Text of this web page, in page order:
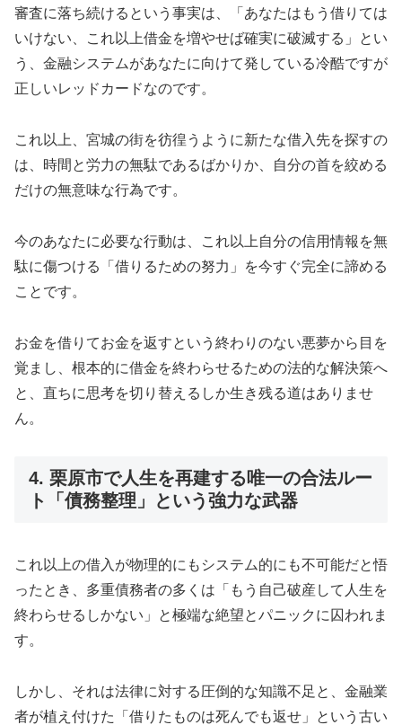
審査に落ち続けるという事実は、「あなたはもう借りては
いけない、これ以上借金を増やせば確実に破滅する」とい
う、金融システムがあなたに向けて発している冷酷ですが
正しいレッドカードなのです。
これ以上、宮城の街を彷徨うように新たな借入先を探すの
は、時間と労力の無駄であるばかりか、自分の首を絞める
だけの無意味な行為です。
今のあなたに必要な行動は、これ以上自分の信用情報を無
駄に傷つける「借りるための努力」を今すぐ完全に諦める
ことです。
お金を借りてお金を返すという終わりのない悪夢から目を
覚まし、根本的に借金を終わらせるための法的な解決策へ
と、直ちに思考を切り替えるしか生き残る道はありませ
ん。
4. 栗原市で人生を再建する唯一の合法ルー
ト「債務整理」という強力な武器
これ以上の借入が物理的にもシステム的にも不可能だと悟
ったとき、多重債務者の多くは「もう自己破産して人生を
終わらせるしかない」と極端な絶望とパニックに囚われま
す。
しかし、それは法律に対する圧倒的な知識不足と、金融業
者が植え付けた「借りたものは死んでも返せ」という古い